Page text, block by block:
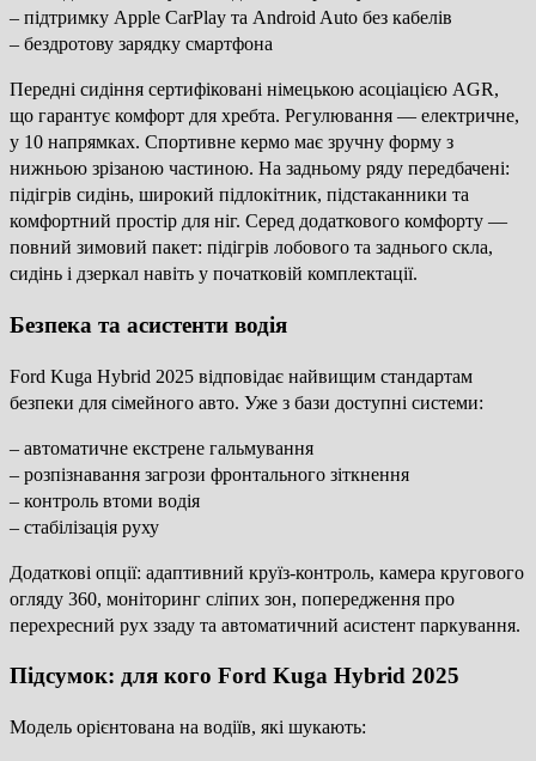
– підтримку Apple CarPlay та Android Auto без кабелів
– бездротову зарядку смартфона
Передні сидіння сертифіковані німецькою асоціацією AGR,
що гарантує комфорт для хребта. Регулювання — електричне,
у 10 напрямках. Спортивне кермо має зручну форму з
нижньою зрізаною частиною. На задньому ряду передбачені:
підігрів сидінь, широкий підлокітник, підстаканники та
комфортний простір для ніг. Серед додаткового комфорту —
повний зимовий пакет: підігрів лобового та заднього скла,
сидінь і дзеркал навіть у початковій комплектації.
Безпека та асистенти водія
Ford Kuga Hybrid 2025 відповідає найвищим стандартам
безпеки для сімейного авто. Уже з бази доступні системи:
– автоматичне екстрене гальмування
– розпізнавання загрози фронтального зіткнення
– контроль втоми водія
– стабілізація руху
Додаткові опції: адаптивний круїз-контроль, камера кругового
огляду 360, моніторинг сліпих зон, попередження про
перехресний рух ззаду та автоматичний асистент паркування.
Підсумок: для кого Ford Kuga Hybrid 2025
Модель орієнтована на водіїв, які шукають: